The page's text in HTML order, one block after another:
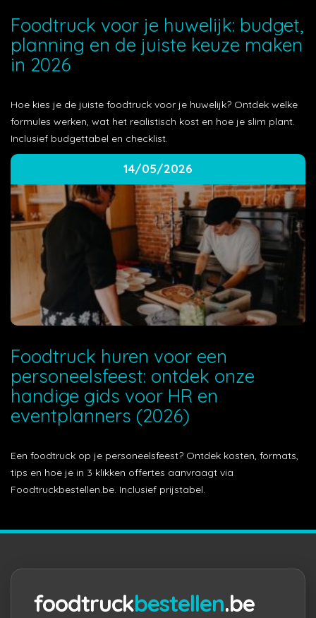
Foodtruck voor je huwelijk: budget,
planning en de juiste keuze maken
in 2026
Hoe kies je de juiste foodtruck voor je huwelijk? Ontdek welke
formules werken, wat het realistisch kost en hoe je slim plant.
Inclusief budgettabel en checklist.
14/05/2026
Foodtruck huren voor een
personeelsfeest: ontdek onze
handige gids voor HR en
eventplanners (2026)
Een foodtruck op je personeelsfeest? Ontdek kosten, formats,
tips en hoe je in 3 klikken offertes aanvraagt via
Foodtruckbestellen.be. Inclusief prijstabel.
foodtruckbestellen.be